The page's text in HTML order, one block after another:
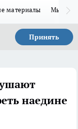
материалы Мы в
Принять
наедине